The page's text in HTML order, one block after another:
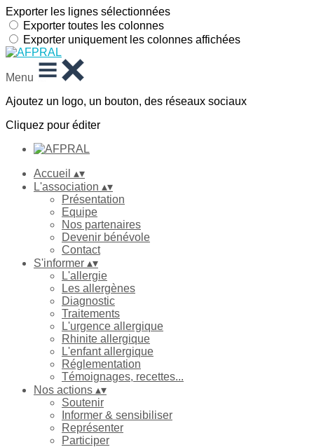
Exporter les lignes sélectionnées
Exporter toutes les colonnes
Exporter uniquement les colonnes affichées
Menu
Ajoutez un logo, un bouton, des réseaux sociaux
Cliquez pour éditer
Accueil ▴▾
L'association ▴▾
Présentation
Equipe
Nos partenaires
Devenir bénévole
Contact
S'informer ▴▾
L'allergie
Les allergènes
Diagnostic
Traitements
L'urgence allergique
Rhinite allergique
L'enfant allergique
Réglementation
Témoignages, recettes...
Nos actions ▴▾
Soutenir
Informer & sensibiliser
Représenter
Participer